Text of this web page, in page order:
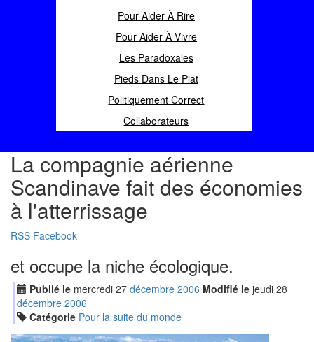
Pour Aider À Rire
Pour Aider À Vivre
Les Paradoxales
Pieds Dans Le Plat
Politiquement Correct
Collaborateurs
La compagnie aérienne
Scandinave fait des économies
à l'atterrissage
RSS Facebook
et occupe la niche écologique.
Publié le mercredi 27 décembre 2006 Modifié le jeudi 28
décembre 2006
Catégorie Pour la suite du monde